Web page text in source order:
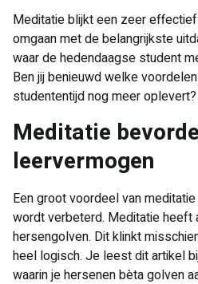
Meditatie blijkt een zeer
omgaan met de belangrijkste
waar de hedendaagse student
Ben jij benieuwd welke
studententijd nog meer
Meditatie
leervermogen
Een groot voordeel van
wordt verbeterd. Meditatie heeft
hersengolven. Dit klinkt
heel logisch. Je leest dit artikel
waarin je hersenen bèta golven